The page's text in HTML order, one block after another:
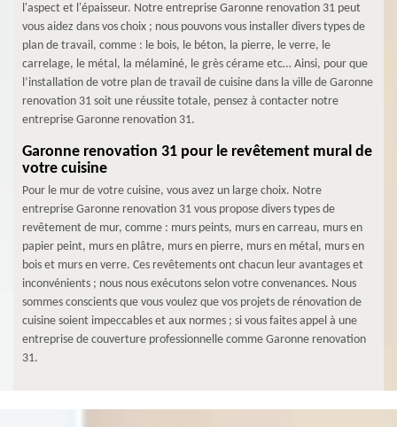
l'aspect et l'épaisseur. Notre entreprise Garonne renovation 31 peut
vous aidez dans vos choix ; nous pouvons vous installer divers types de
plan de travail, comme : le bois, le béton, la pierre, le verre, le
carrelage, le métal, la mélaminé, le grès cérame etc… Ainsi, pour que
l’installation de votre plan de travail de cuisine dans la ville de Garonne
renovation 31 soit une réussite totale, pensez à contacter notre
entreprise Garonne renovation 31.
Garonne renovation 31 pour le revêtement mural de
votre cuisine
Pour le mur de votre cuisine, vous avez un large choix. Notre
entreprise Garonne renovation 31 vous propose divers types de
revêtement de mur, comme : murs peints, murs en carreau, murs en
papier peint, murs en plâtre, murs en pierre, murs en métal, murs en
bois et murs en verre. Ces revêtements ont chacun leur avantages et
inconvénients ; nous nous exécutons selon votre convenances. Nous
sommes conscients que vous voulez que vos projets de rénovation de
cuisine soient impeccables et aux normes ; si vous faites appel à une
entreprise de couverture professionnelle comme Garonne renovation
31.